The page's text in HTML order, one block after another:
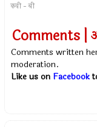
कवी - बी
Comments |
Comments written
moderation.
Like us on Facebook